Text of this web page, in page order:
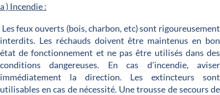
a ) Incendie :
Les feux ouverts (bois, charbon, etc) sont rigoureusement
interdits. Les réchauds doivent être maintenus en bon
état de fonctionnement et ne pas être utilisés dans des
conditions dangereuses. En cas d’incendie, aviser
immédiatement la direction. Les extincteurs sont
utilisables en cas de nécessité. Une trousse de secours de